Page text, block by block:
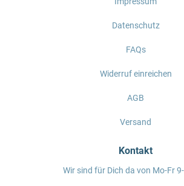
Datenschutz
FAQs
Widerruf einreichen
AGB
Versand
Kontakt
Wir sind für Dich da von Mo-Fr